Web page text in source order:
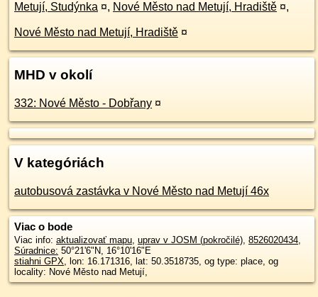
Metují, Studýnka ¤, Nové Město nad Metují, Hradiště ¤,
Nové Město nad Metují, Hradiště ¤
MHD v okolí
332: Nové Město - Dobřany ¤
V kategóriách
autobusová zastávka v Nové Město nad Metují 46x
Viac o bode
Viac info: aktualizovať mapu, uprav v JOSM (pokročilé), 8526020434,
Súradnice: 50°21'6"N, 16°10'16"E
stiahni GPX, lon: 16.171316, lat: 50.3518735, og type: place, og
locality: Nové Město nad Metují,